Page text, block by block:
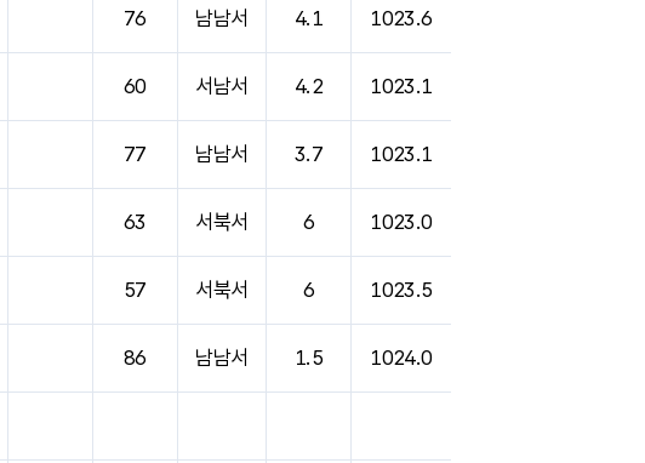
76 남남서 4.1 1023.6
60 서남서 4.2 1023.1
77 남남서 3.7 1023.1
63 서북서 6 1023.0
57 서북서 6 1023.5
86 남남서 1.5 1024.0